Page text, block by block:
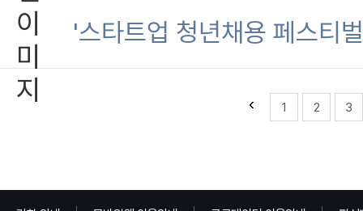
'스타트업 청년채용 페스티
1 2 3